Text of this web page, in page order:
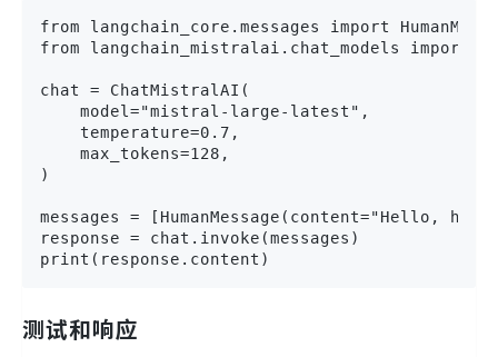
from langchain_core.messages import
from langchain_mistralai.chat_models import
chat = ChatMistralAI(
    model="mistral-large-latest",
    temperature=0.7,
    max_tokens=128,
)
messages = [HumanMessage(content="Hello,
response = chat.invoke(messages)
print(response.content)
测试和响应